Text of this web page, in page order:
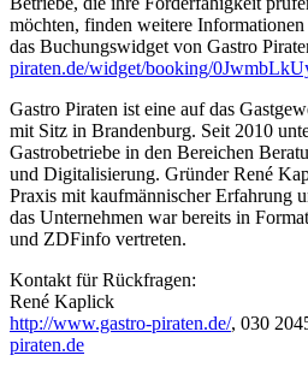
möchten, finden weitere
das Buchungswidget von Gastro
piraten.de/widget/booking/
Gastro Piraten ist eine auf das
mit Sitz in Brandenburg. Seit 2010
Gastrobetriebe in den Bereichen
und Digitalisierung. Gründer René
Praxis mit kaufmännischer Erfahrung
das Unternehmen war bereits in
und ZDFinfo vertreten.
Kontakt für Rückfragen:
René Kaplick
http://www.gastro-piraten.de/, 030
piraten.de